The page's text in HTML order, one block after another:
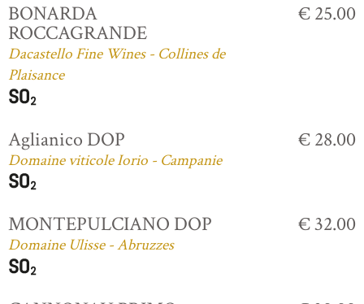
BONARDA
ROCCAGRANDE
Dacastello Fine Wines - Collines de
Plaisance
€ 25.00
Aglianico DOP
Domaine viticole Iorio - Campanie
€ 28.00
MONTEPULCIANO DOP
Domaine Ulisse - Abruzzes
€ 32.00